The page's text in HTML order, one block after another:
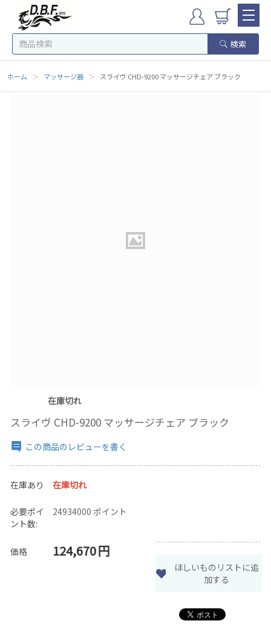
検索
ホーム ＞ マッサージ器 ＞ スライヴ CHD-9200 マッサージチェア ブラック
在庫切れ
スライヴ CHD-9200 マッサージチェア ブラック
この商品のレビューを書く
在庫あり 在庫切れ
必要ポイ
ント数:
24934000 ポイント
価格 124,670円
ほしいものリストに追
加する